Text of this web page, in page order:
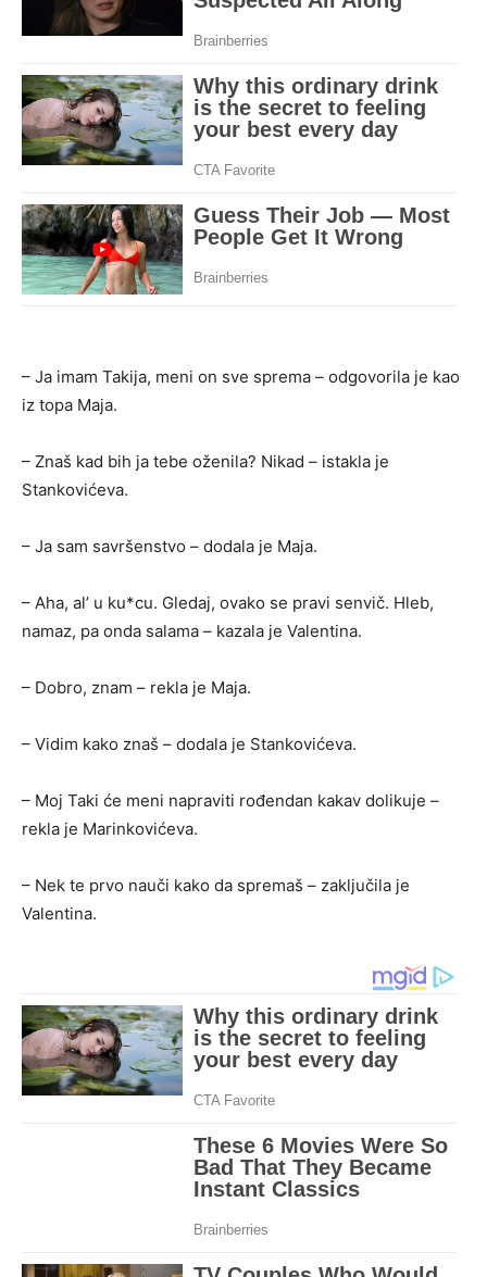
– Ja imam Takija, meni on sve sprema – odgovorila je kao
iz topa Maja.
– Znaš kad bih ja tebe oženila? Nikad – istakla je
Stankovićeva.
– Ja sam savršenstvo – dodala je Maja.
– Aha, al’ u ku*cu. Gledaj, ovako se pravi senvič. Hleb,
namaz, pa onda salama – kazala je Valentina.
– Dobro, znam – rekla je Maja.
– Vidim kako znaš – dodala je Stankovićeva.
– Moj Taki će meni napraviti rođendan kakav dolikuje –
rekla je Marinkovićeva.
– Nek te prvo nauči kako da spremaš – zaključila je
Valentina.